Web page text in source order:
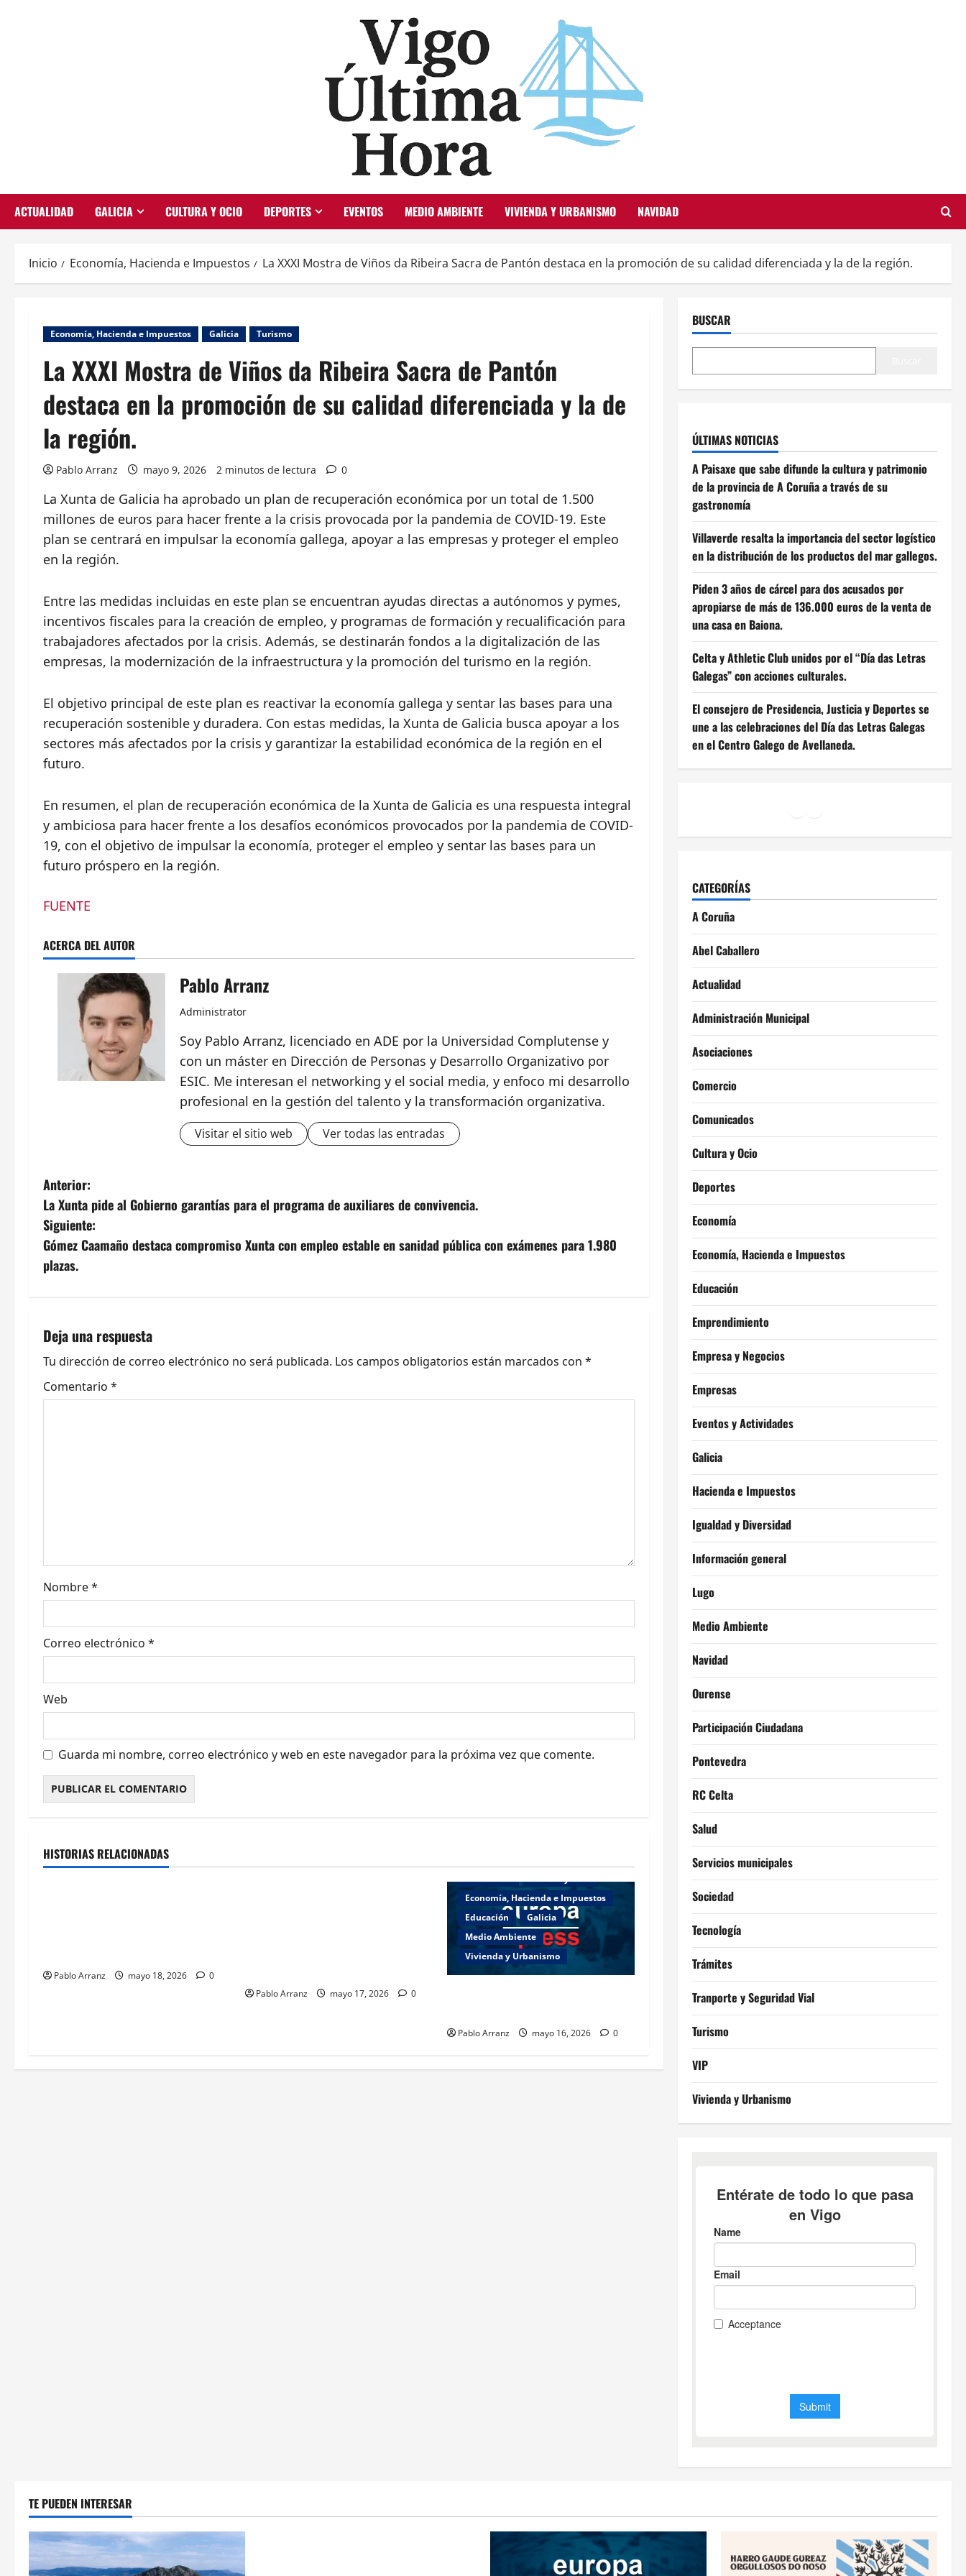
ACTUALIDAD GALICIA CULTURA Y OCIO DEPORTES EVENTOS MEDIO AMBIENTE VIVIENDA Y URBANISMO NAVIDAD
Inicio Economía, Hacienda e Impuestos La XXXI Mostra de Viños da Ribeira Sacra de Pantón destaca en la promoción de su calidad diferenciada y la de la región.
Economía, Hacienda e Impuestos Galicia Turismo
La XXXI Mostra de Viños da Ribeira Sacra de Pantón
destaca en la promoción de su calidad diferenciada y la de
la región.
Pablo Arranz mayo 9, 2026 2 minutos de lectura 0
La Xunta de Galicia ha aprobado un plan de recuperación económica por un total de 1.500
millones de euros para hacer frente a la crisis provocada por la pandemia de COVID-19. Este
plan se centrará en impulsar la economía gallega, apoyar a las empresas y proteger el empleo
en la región.
Entre las medidas incluidas en este plan se encuentran ayudas directas a autónomos y pymes,
incentivos fiscales para la creación de empleo, y programas de formación y recualificación para
trabajadores afectados por la crisis. Además, se destinarán fondos a la digitalización de las
empresas, la modernización de la infraestructura y la promoción del turismo en la región.
El objetivo principal de este plan es reactivar la economía gallega y sentar las bases para una
recuperación sostenible y duradera. Con estas medidas, la Xunta de Galicia busca apoyar a los
sectores más afectados por la crisis y garantizar la estabilidad económica de la región en el
futuro.
En resumen, el plan de recuperación económica de la Xunta de Galicia es una respuesta integral
y ambiciosa para hacer frente a los desafíos económicos provocados por la pandemia de COVID-
19, con el objetivo de impulsar la economía, proteger el empleo y sentar las bases para un
futuro próspero en la región.
FUENTE
ACERCA DEL AUTOR
Pablo Arranz
Administrator
Soy Pablo Arranz, licenciado en ADE por la Universidad Complutense y
con un máster en Dirección de Personas y Desarrollo Organizativo por
ESIC. Me interesan el networking y el social media, y enfoco mi desarrollo
profesional en la gestión del talento y la transformación organizativa.
Visitar el sitio web Ver todas las entradas
N
a
v
e
a
c
i
n
t
r
d
a
s
Anterior:
La Xunta pide al Gobierno garantías para el programa de auxiliares de convivencia.
Siguiente:
Gómez Caamaño destaca compromiso Xunta con empleo estable en sanidad pública con exámenes para 1.980
plazas.
Deja una respuesta
Tu dirección de correo electrónico no será publicada. Los campos obligatorios están marcados con *
Comentario *
Nombre*
Correo electrónico *
Web
Guarda mi nombre, correo electrónico y web en este navegador para la próxima vez que comente.
HISTORIAS RELACIONADAS
Ourense
Pablo Arranz mayo 18, 2026 0
Pablo Arranz mayo 17, 2026 0
Actualidad
Cultura y Ocio
Economía, Hacienda e Impuestos
Educación
Galicia
Medio Ambiente
Vivienda y Urbanismo
Pablo Arranz mayo 16, 2026 0
BUSCAR
ÚLTIMAS NOTICIAS
A Paisaxe que sabe difunde la cultura y patrimonio
de la provincia de A Coruña a través de su
gastronomía
Villaverde resalta la importancia del sector logístico
en la distribución de los productos del mar gallegos.
Piden 3 años de cárcel para dos acusados por
apropiarse de más de 136.000 euros de la venta de
una casa en Baiona.
Celta y Athletic Club unidos por el “Día das Letras
Galegas” con acciones culturales.
El consejero de Presidencia, Justicia y Deportes se
une a las celebraciones del Día das Letras Galegas
en el Centro Galego de Avellaneda.
CATEGORÍAS
A Coruña
Abel Caballero
Actualidad
Administración Municipal
Asociaciones
Comercio
Comunicados
Cultura y Ocio
Deportes
Economía
Economía, Hacienda e Impuestos
Educación
Emprendimiento
Empresa y Negocios
Empresas
Eventos y Actividades
Galicia
Hacienda e Impuestos
Igualdad y Diversidad
Información general
Lugo
Medio Ambiente
Navidad
Ourense
Participación Ciudadana
Pontevedra
RC Celta
Salud
Servicios municipales
Sociedad
Tecnología
Trámites
Tranporte y Seguridad Vial
Turismo
VIP
Vivienda y Urbanismo
TE PUEDEN INTERESAR